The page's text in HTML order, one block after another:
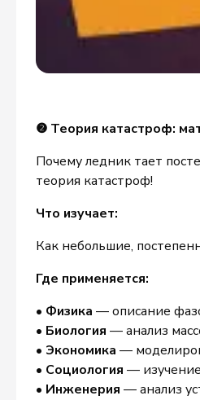
❷ Теория катастроф:
Почему ледник тает
теория катастроф!
Что изучает:
Как небольшие,
Где применяется:
• Физика — описание
• Биология — анализ
• Экономика —
• Социология —
• Инженерия — анализ